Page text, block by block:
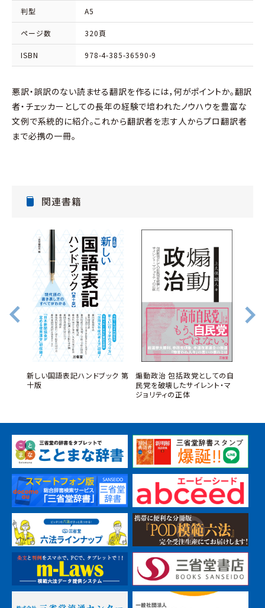
判型 A5
ページ数 320頁
ISBN 978-4-385-36590-9
悪訳・誤訳のない読ませる翻訳を作るには，何がポイントか。翻訳
者・チェッカーとしての長年の経験で培われたノウハウを豊富な
文例で系統的に紹介。これから翻訳者を志す人からプロ翻訳者
まで必携の一冊。
関連書籍
新しい国語表記ハンドブック 第
十版
煽動政治 包括政党としての自
民党を破壊したサイレント・マ
ジョリティの正体